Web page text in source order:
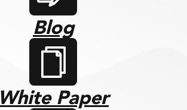
Blog
White Paper